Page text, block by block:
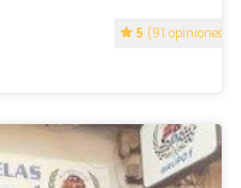
5 (91 opiniones)